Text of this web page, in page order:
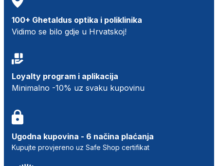
100+ Ghetaldus optika i poliklinika
Vidimo se bilo gdje u Hrvatskoj!
Loyalty program i aplikacija
Minimalno -10% uz svaku kupovinu
Ugodna kupovina - 6 načina plaćanja
Kupujte provjereno uz Safe Shop certifikat